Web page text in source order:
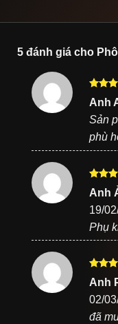
5 đánh giá cho
Được
sao
Anh
Sản
phù
Được
sao
Anh
19/
Phụ
Được
sao
Anh
02/
đã